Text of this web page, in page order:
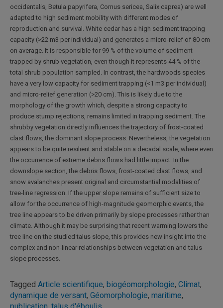
occidentalis, Betula papyrifera, Cornus sericea, Salix caprea) are well
adapted to high sediment mobility with different modes of
reproduction and survival. White cedar has a high sediment trapping
capacity (>22 m3 per individual) and generates a micro-relief of 80 cm
on average. It is responsible for 99 % of the volume of sediment
trapped by shrub vegetation, even though it represents 44 % of the
total shrub population sampled. In contrast, the hardwoods species
have a very low capacity for sediment trapping (<1 m3 per individual)
and micro-relief generation (>20 cm). This is likely due to the
morphology of the growth which, despite a strong capacity to
produce stump rejections, remains limited in trapping sediment. The
shrubby vegetation directly influences the trajectory of frost-coated
clast flows, the dominant slope process. Nevertheless, the vegetation
appears to be quite resilient and stable on a decadal scale, where even
the occurrence of extreme debris flows had little impact. In the
downslope section, the debris flows, frost-coated clast flows, and
snow avalanches present original and circumstantial modalities of
tree-line regression. If the upper slope remains of sufficient size to
allow for the occurrence of high-magnitude geomorphic events, the
tree line appears to be driven primarily by slope processes rather than
climate. Although it may be surprising that recent warming lowers the
tree line on the studied talus slope, this provides new insight into the
complex and non-linear relationships between vegetation and talus
slope processes.
Tagged Article scientifique, biogéomorphologie, Climat,
dynamique de versant, Géomorphologie, maritime,